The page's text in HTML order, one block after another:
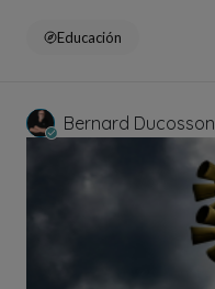
Educación
Bernard Ducosson